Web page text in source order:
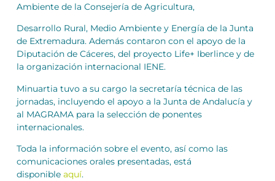
Ambiente de la Consejería de Agricultura,
Desarrollo Rural, Medio Ambiente y Energía de la Junta
de Extremadura. Además contaron con el apoyo de la
Diputación de Cáceres, del proyecto Life+ Iberlince y de
la organización internacional IENE.
Minuartia tuvo a su cargo la secretaría técnica de las
jornadas, incluyendo el apoyo a la Junta de Andalucía y
al MAGRAMA para la selección de ponentes
internacionales.
Toda la información sobre el evento, así como las
comunicaciones orales presentadas, está
disponible aquí.